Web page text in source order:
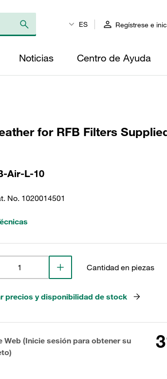
ES Regístrese e
Noticias Centro de Ayuda
for RFB Filters
Air-L-10
No. 1020014501
Cantidad en piezas
precios y disponibilidad de stock
Web (Inicie sesión para obtener su